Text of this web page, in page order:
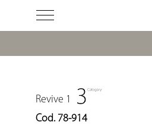
Revive 1
Cod. 78-914